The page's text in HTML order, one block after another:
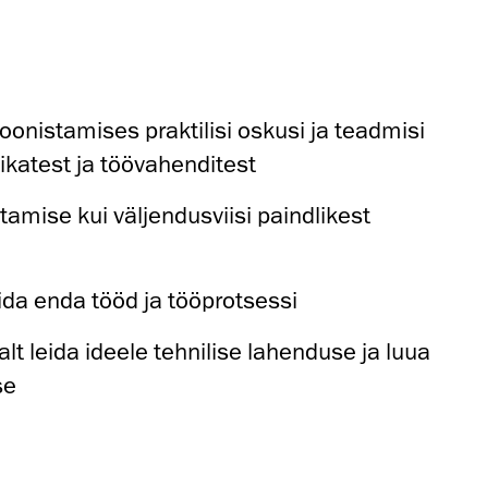
praktilisi oskusi ja teadmisi
ja töövahenditest
kui väljendusviisi paindlikest
enda tööd ja tööprotsessi
leida ideele tehnilise lahenduse ja luua